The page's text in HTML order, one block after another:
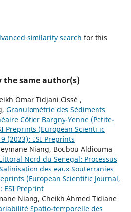
similarity search for this
the same author(s)
Omar Tidjani Cissé ,
Granulométrie des Sédiments
Côtier Bargny-Yenne (Petite-
Preprints (European Scientific
(2023): ESI Preprints
Niang, Boubou Aldiouma
Nord du Senegal: Processus
des eaux Souterranies
(European Scientific Journal,
ESI Preprint
Niang, Cheikh Ahmed Tidiane
Spatio-temporelle des